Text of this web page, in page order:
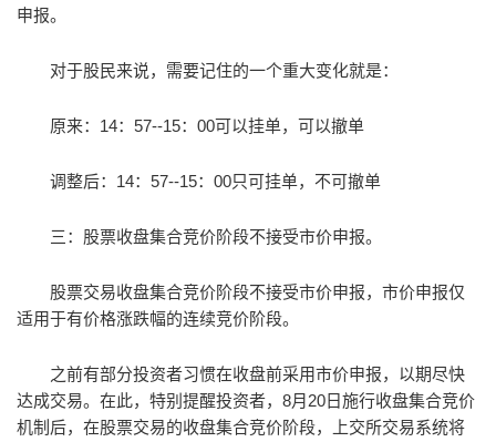
申报。
对于股民来说，需要记住的一个重大变化就是：
原来：14：57--15：00可以挂单，可以撤单
调整后：14：57--15：00只可挂单，不可撤单
三：股票收盘集合竞价阶段不接受市价申报。
股票交易收盘集合竞价阶段不接受市价申报，市价申报仅
适用于有价格涨跌幅的连续竞价阶段。
之前有部分投资者习惯在收盘前采用市价申报，以期尽快
达成交易。在此，特别提醒投资者，8月20日施行收盘集合竞价
机制后，在股票交易的收盘集合竞价阶段，上交所交易系统将